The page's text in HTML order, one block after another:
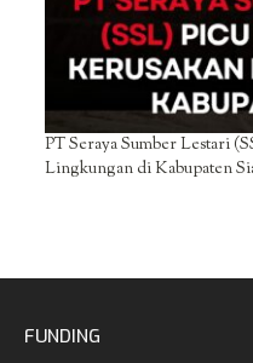
PT Seraya Sumber Lestari
Lingkungan di Kabupaten
FUNDING